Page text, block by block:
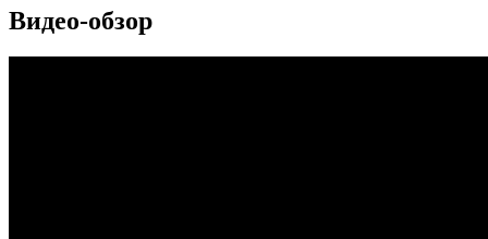
Видео-обзор